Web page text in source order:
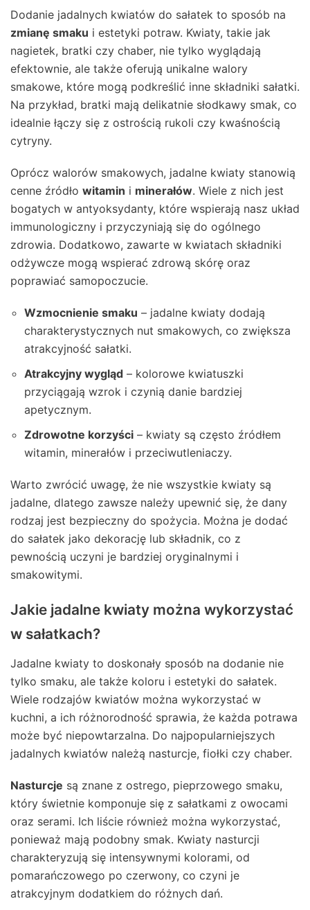
Dodanie jadalnych kwiatów do sałatek to sposób na
zmianę smaku i estetyki potraw. Kwiaty, takie jak
nagietek, bratki czy chaber, nie tylko wyglądają
efektownie, ale także oferują unikalne walory
smakowe, które mogą podkreślić inne składniki sałatki.
Na przykład, bratki mają delikatnie słodkawy smak, co
idealnie łączy się z ostrością rukoli czy kwaśnością
cytryny.
Oprócz walorów smakowych, jadalne kwiaty stanowią
cenne źródło witamin i minerałów. Wiele z nich jest
bogatych w antyoksydanty, które wspierają nasz układ
immunologiczny i przyczyniają się do ogólnego
zdrowia. Dodatkowo, zawarte w kwiatach składniki
odżywcze mogą wspierać zdrową skórę oraz
poprawiać samopoczucie.
Wzmocnienie smaku – jadalne kwiaty dodają
charakterystycznych nut smakowych, co zwiększa
atrakcyjność sałatki.
Atrakcyjny wygląd – kolorowe kwiatuszki
przyciągają wzrok i czynią danie bardziej
apetycznym.
Zdrowotne korzyści – kwiaty są często źródłem
witamin, minerałów i przeciwutleniaczy.
Warto zwrócić uwagę, że nie wszystkie kwiaty są
jadalne, dlatego zawsze należy upewnić się, że dany
rodzaj jest bezpieczny do spożycia. Można je dodać
do sałatek jako dekorację lub składnik, co z
pewnością uczyni je bardziej oryginalnymi i
smakowitymi.
Jakie jadalne kwiaty można wykorzystać
w sałatkach?
Jadalne kwiaty to doskonały sposób na dodanie nie
tylko smaku, ale także koloru i estetyki do sałatek.
Wiele rodzajów kwiatów można wykorzystać w
kuchni, a ich różnorodność sprawia, że każda potrawa
może być niepowtarzalna. Do najpopularniejszych
jadalnych kwiatów należą nasturcje, fiołki czy chaber.
Nasturcje są znane z ostrego, pieprzowego smaku,
który świetnie komponuje się z sałatkami z owocami
oraz serami. Ich liście również można wykorzystać,
ponieważ mają podobny smak. Kwiaty nasturcji
charakteryzują się intensywnymi kolorami, od
pomarańczowego po czerwony, co czyni je
atrakcyjnym dodatkiem do różnych dań.